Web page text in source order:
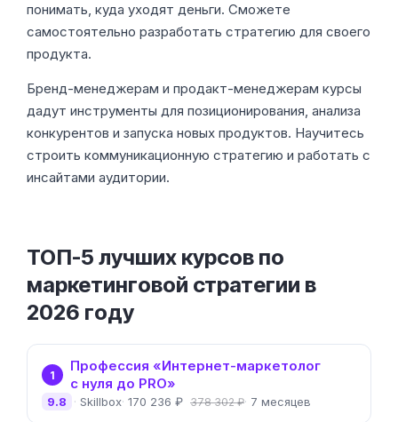
понимать, куда уходят деньги. Сможете
самостоятельно разработать стратегию для своего
продукта.
Бренд-менеджерам и продакт-менеджерам курсы
дадут инструменты для позиционирования, анализа
конкурентов и запуска новых продуктов. Научитесь
строить коммуникационную стратегию и работать с
инсайтами аудитории.
ТОП-5 лучших курсов по
маркетинговой стратегии в
2026 году
1
Профессия «Интернет-маркетолог
с нуля до PRO»
Skillbox 170 236 ₽ 378 302 ₽ 7 месяцев
9.8